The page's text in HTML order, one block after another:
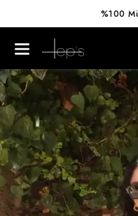
%100